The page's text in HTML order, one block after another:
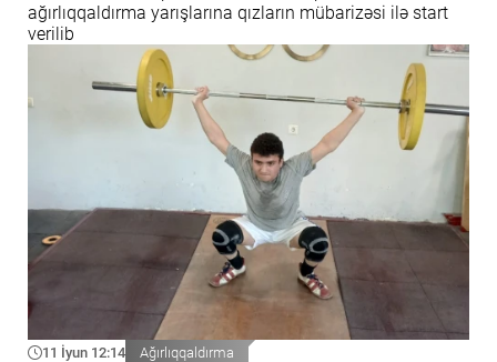
ağırlıqqaldırma yarışlarına qızların mübarizəsi ilə start
verilib
11 İyun 12:14 Ağırlıqqaldırma